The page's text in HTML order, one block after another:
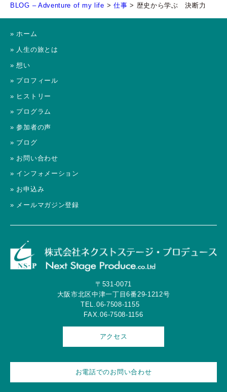
BLOG – Adventure of my life >仕事 > 歴史から学ぶ 決断力
» ホーム
» 人生の旅とは
» 想い
» プロフィール
» ヒストリー
» プログラム
» 参加者の声
» ブログ
» お問い合わせ
» インフォメーション
» お申込み
» メールマガジン登録
〒531-0071
大阪市北区中津一丁目6番29-1212号
TEL.06-7508-1155
FAX.06-7508-1156
アクセス
お電話でのお問い合わせ